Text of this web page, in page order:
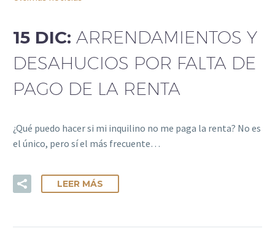
15 DIC: ARRENDAMIENTOS Y
DESAHUCIOS POR FALTA DE
PAGO DE LA RENTA
¿Qué puedo hacer si mi inquilino no me paga la renta? No es
el único, pero sí el más frecuente…
LEER MÁS